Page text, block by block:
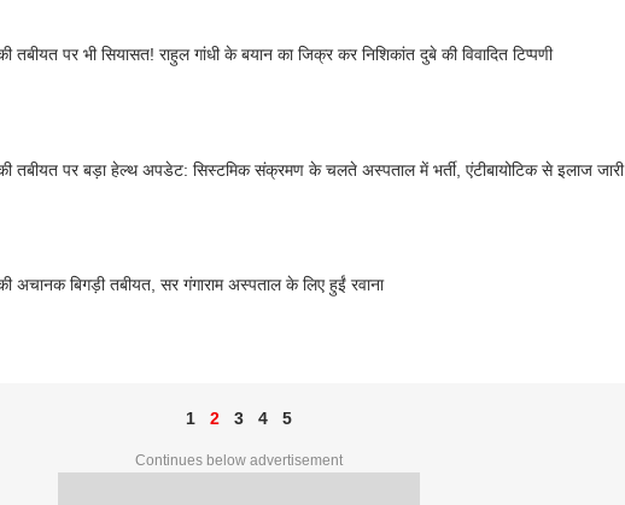
की तबीयत पर भी सियासत! राहुल गांधी के बयान का जिक्र कर निशिकांत दुबे की विवादित टिप्पणी
की तबीयत पर बड़ा हेल्थ अपडेट: सिस्टमिक संक्रमण के चलते अस्पताल में भर्ती, एंटीबायोटिक से इलाज जारी
की अचानक बिगड़ी तबीयत, सर गंगाराम अस्पताल के लिए हुईं रवाना
1 2 3 4 5
Continues below advertisement